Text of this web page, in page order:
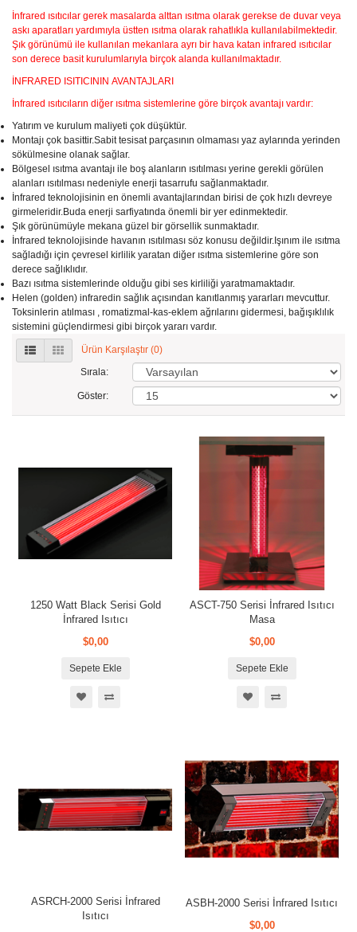
İnfrared ısıtıcılar gerek masalarda alttan ısıtma olarak gerekse de duvar veya
askı aparatları yardımıyla üstten ısıtma olarak rahatlıkla kullanılabilmektedir.
Şık görünümü ile kullanılan mekanlara ayrı bir hava katan infrared ısıtıcılar
son derece basit kurulumlarıyla birçok alanda kullanılmaktadır.
İNFRARED ISITICININ AVANTAJLARI
İnfrared ısıtıcıların diğer ısıtma sistemlerine göre birçok avantajı vardır:
Yatırım ve kurulum maliyeti çok düşüktür.
Montajı çok basittir.Sabit tesisat parçasının olmaması yaz aylarında yerinden
sökülmesine olanak sağlar.
Bölgesel ısıtma avantajı ile boş alanların ısıtılması yerine gerekli görülen
alanları ısıtılması nedeniyle enerji tasarrufu sağlanmaktadır.
İnfrared teknolojisinin en önemli avantajlarından birisi de çok hızlı devreye
girmeleridir.Buda enerji sarfiyatında önemli bir yer edinmektedir.
Şık görünümüyle mekana güzel bir görsellik sunmaktadır.
İnfrared teknolojisinde havanın ısıtılması söz konusu değildir.Işınım ile ısıtma
sağladığı için çevresel kirlilik yaratan diğer ısıtma sistemlerine göre son
derece sağlıklıdır.
Bazı ısıtma sistemlerinde olduğu gibi ses kirliliği yaratmamaktadır.
Helen (golden) infraredin sağlık açısından kanıtlanmış yararları mevcuttur.
Toksinlerin atılması , romatizmal-kas-eklem ağrılarını gidermesi, bağışıklılık
sistemini güçlendirmesi gibi birçok yararı vardır.
Ürün Karşılaştır (0)
Sırala:
Göster:
1250 Watt Black Serisi Gold
İnfrared Isıtıcı
$0,00
Sepete Ekle
ASCT-750 Serisi İnfrared Isıtıcı
Masa
$0,00
Sepete Ekle
ASRCH-2000 Serisi İnfrared
Isıtıcı
ASBH-2000 Serisi İnfrared Isıtıcı
$0,00